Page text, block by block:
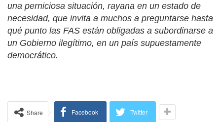
una perniciosa situación, rayana en un estado de
necesidad, que invita a muchos a preguntarse hasta
qué punto las FAS están obligadas a subordinarse a
un Gobierno ilegítimo, en un país supuestamente
democrático.
Share Facebook Twitter